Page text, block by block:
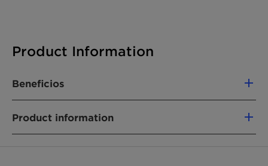
Product Information
Beneficios
Provides gel-cream when used as main
emulsifier
Product information